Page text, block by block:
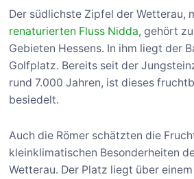
Der südlichste Zipfel der Wetterau,
renaturierten Fluss Nidda, gehört
Gebieten Hessens. In ihm liegt der
Golfplatz. Bereits seit der
rund 7.000 Jahren, ist dieses
besiedelt.
Auch die Römer schätzten die
kleinklimatischen Besonderheiten
Wetterau. Der Platz liegt über